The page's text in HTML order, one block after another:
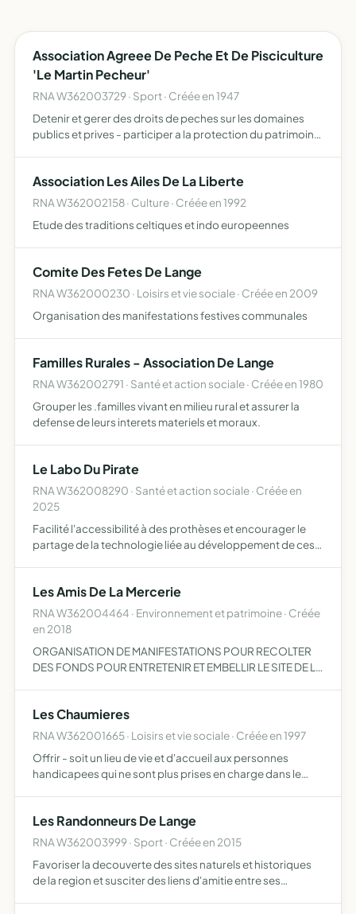
Association Agreee De Peche Et De Pisciculture
'Le Martin Pecheur'
RNA W362003729 · Sport · Créée en 1947
Detenir et gerer des droits de peches sur les domaines
publics et prives - participer a la protection du patrimoine
Association Les Ailes De La Liberte
RNA W362002158 · Culture · Créée en 1992
Etude des traditions celtiques et indo europeennes
Comite Des Fetes De Lange
RNA W362000230 · Loisirs et vie sociale · Créée en 2009
Organisation des manifestations festives communales
Familles Rurales - Association De Lange
RNA W362002791 · Santé et action sociale · Créée en 1980
Grouper les .familles vivant en milieu rural et assurer la
defense de leurs interets materiels et moraux.
Le Labo Du Pirate
RNA W362008290 · Santé et action sociale · Créée en
2025
Facilité l'accessibilité à des prothèses et encourager le
partage de la technologie liée au développement de ces
Les Amis De La Mercerie
RNA W362004464 · Environnement et patrimoine · Créée
en 2018
ORGANISATION DE MANIFESTATIONS POUR RECOLTER
DES FONDS POUR ENTRETENIR ET EMBELLIR LE SITE DE LA
Les Chaumieres
RNA W362001665 · Loisirs et vie sociale · Créée en 1997
Offrir - soit un lieu de vie et d'accueil aux personnes
handicapees qui ne sont plus prises en charge dans le
Les Randonneurs De Lange
RNA W362003999 · Sport · Créée en 2015
Favoriser la decouverte des sites naturels et historiques
de la region et susciter des liens d'amitie entre ses